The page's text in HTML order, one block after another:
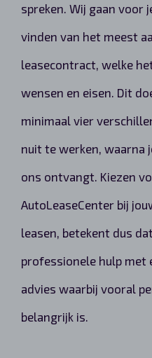
spreken. Wij gaan voor
vinden van het meest
leasecontract, welke
wensen en eisen. Dit
minimaal vier
nuit te werken, waarna
ons ontvangt. Kiezen
AutoLeaseCenter bij
leasen, betekent dus
professionele hulp met
advies waarbij vooral
belangrijk is.